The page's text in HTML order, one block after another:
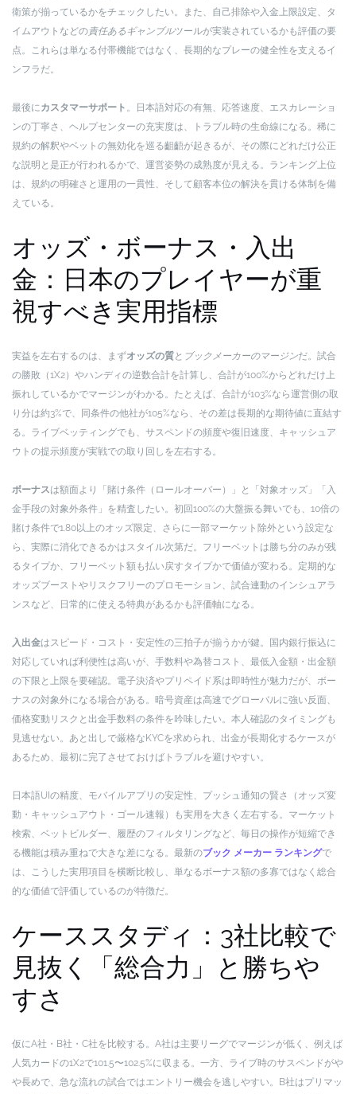
衛策が揃っているかをチェックしたい。また、自己排除や入金上限設定、タ
イムアウトなどの責任あるギャンブルツールが実装されているかも評価の要
点。これらは単なる付帯機能ではなく、長期的なプレーの健全性を支えるイ
ンフラだ。
最後にカスタマーサポート 。日本語対応の有無、応答速度、エスカレーショ
ンの丁寧さ、ヘルプセンターの充実度は、トラブル時の生命線になる。稀に
規約の解釈やベットの無効化を巡る齟齬が起きるが、その際にどれだけ公正
な説明と是正が行われるかで、運営姿勢の成熟度が見える。ランキング上位
は、規約の明確さと運用の一貫性、そして顧客本位の解決を貫ける体制を備
えている。
オッズ・ボーナス・入出
金：日本のプレイヤーが重
視すべき実用指標
実益を左右するのは、まずオッズの質と ブックメーカーのマージンだ。試合
の勝敗（1X2）やハンディの逆数合計を計算し、合計が100%からどれだけ上
振れしているかでマージンがわかる。たとえば、合計が103%なら運営側の取
り分は約3%で、同条件の他社が105%なら、その差は長期的な期待値に直結す
る。ライブベッティングでも、サスペンドの頻度や復旧速度、キャッシュア
ウトの提示頻度が実戦での取り回しを左右する。
ボーナスは額面より「賭け条件（ロールオーバー）」と「対象オッズ」「入
金手段の対象外条件」を精査したい。初回100%の大盤振る舞いでも、10倍の
賭け条件で1.80以上のオッズ限定、さらに一部マーケット除外という設定な
ら、実際に消化できるかはスタイル次第だ。フリーベットは勝ち分のみが残
るタイプか、フリーベット額も払い戻すタイプかで価値が変わる。定期的な
オッズブーストやリスクフリーのプロモーション、試合連動のインシュアラ
ンスなど、日常的に使える特典があるかも評価軸になる。
入出金はスピード・コスト・安定性の三拍子が揃うかが鍵。国内銀行振込に
対応していれば利便性は高いが、手数料や為替コスト、最低入金額・出金額
の下限と上限を要確認。電子決済やプリペイド系は即時性が魅力だが、ボー
ナスの対象外になる場合がある。暗号資産は高速でグローバルに強い反面、
価格変動リスクと出金手数料の条件を吟味したい。本人確認のタイミングも
見逃せない。あと出しで厳格なKYCを求められ、出金が長期化するケースが
あるため、最初に完了させておけばトラブルを避けやすい。
日本語UIの精度、モバイルアプリの安定性、プッシュ通知の賢さ（オッズ変
動・キャッシュアウト・ゴール速報）も実用を大きく左右する。マーケット
検索、ベットビルダー、履歴のフィルタリングなど、毎日の操作が短縮でき
る機能は積み重ねで大きな差になる。最新のブック メーカー ランキングで
は、こうした実用項目を横断比較し、単なるボーナス額の多寡ではなく総合
的な価値で評価しているのが特徴だ。
ケーススタディ：3社比較で
見抜く「総合力」と勝ちや
すさ
仮にA社・B社・C社を比較する。A社は主要リーグでマージンが低く、例えば
人気カードの1X2で101.5〜102.5%に収まる。一方、ライブ時のサスペンドがや
や長めで、急な流れの試合ではエントリー機会を逃しやすい。B社はプリマッ